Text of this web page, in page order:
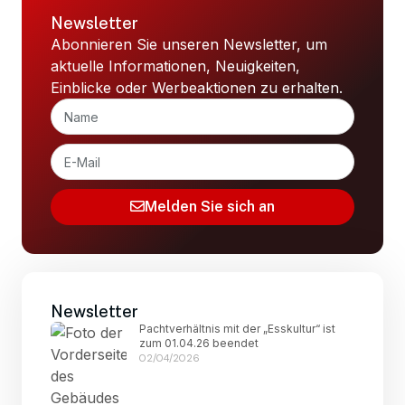
Newsletter
Abonnieren Sie unseren Newsletter, um
aktuelle Informationen, Neuigkeiten,
Einblicke oder Werbeaktionen zu erhalten.
Melden Sie sich an
Newsletter
Pachtverhältnis mit der „Esskultur“ ist
zum 01.04.26 beendet
02/04/2026